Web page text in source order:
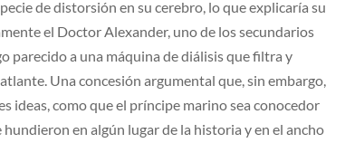
de distorsión en su cerebro, lo que explicaría su
el Doctor Alexander, uno de los secundarios
parecido a una máquina de diálisis que filtra y
Una concesión argumental que, sin embargo,
ideas, como que el príncipe marino sea conocedor
en algún lugar de la historia y en el ancho